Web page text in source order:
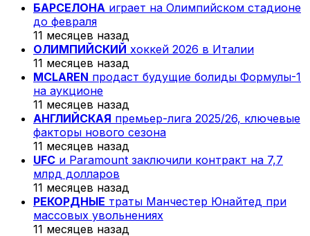
БАРСЕЛОНА играет на Олимпийском стадионе
до февраля
11 месяцев назад
ОЛИМПИЙСКИЙ хоккей 2026 в Италии
11 месяцев назад
MCLAREN продаст будущие болиды Формулы-1
на аукционе
11 месяцев назад
АНГЛИЙСКАЯ премьер-лига 2025/26, ключевые
факторы нового сезона
11 месяцев назад
UFC и Paramount заключили контракт на 7,7
млрд долларов
11 месяцев назад
РЕКОРДНЫЕ траты Манчестер Юнайтед при
массовых увольнениях
11 месяцев назад